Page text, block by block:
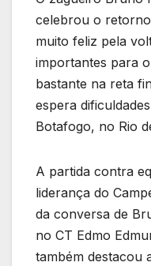
celebrou o
muito feliz pela
importantes para
bastante na reta
espera
Botafogo, no Rio
A partida contra
liderança do
da conversa de
no CT Edmo
também destacou